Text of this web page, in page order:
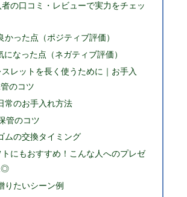
の口コミ・レビューで実力をチェッ
かった点（ポジティブ評価）
なった点（ネガティブ評価）
レットを長く使うために｜お手入
のコツ
常のお手入れ方法
管のコツ
ムの交換タイミング
にもおすすめ！こんな人へのプレゼ
◎
りたいシーン例